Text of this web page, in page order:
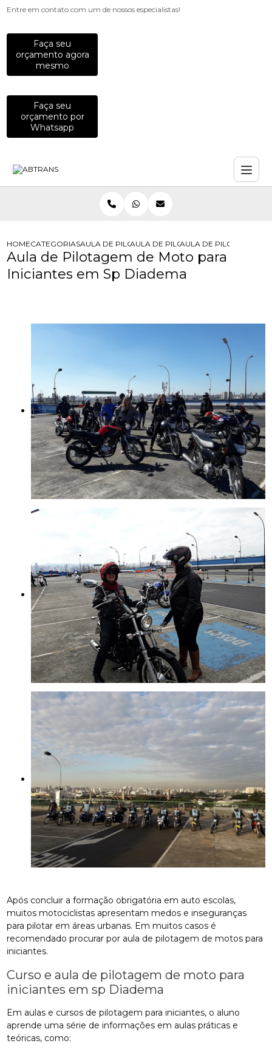
Entre em contato com um de nossos especialistas!
Faça seu
orçamento agora
mesmo
Faça seu
orçamento por
Whatsapp
HOMECATEGORIASAULA DE PILOTAGEMAULA DE PILOTAGEM DE MOTO
AULA DE PILOTAGEM
Aula de Pilotagem de Moto para
Iniciantes em Sp Diadema
Após concluir a formação obrigatória em auto escolas,
muitos motociclistas apresentam medos e inseguranças
para pilotar em áreas urbanas. Em muitos casos é
recomendado procurar por aula de pilotagem de motos para
iniciantes.
Curso e aula de pilotagem de moto para
iniciantes em sp Diadema
Em aulas e cursos de pilotagem para iniciantes, o aluno
aprende uma série de informações em aulas práticas e
teóricas, como: